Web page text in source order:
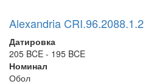
Alexandria CRI.96.2088.1.2
Датировка
205 BCE - 195 BCE
Номинал
Обол